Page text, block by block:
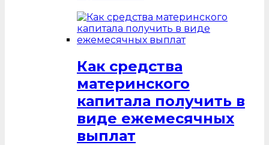
Как средства
материнского
капитала получить в
виде ежемесячных
выплат